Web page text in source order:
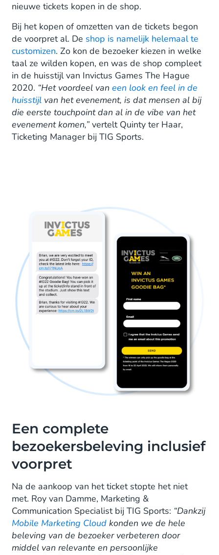
nieuwe tickets kopen in de shop.
Bij het kopen of omzetten van de tickets begon
de voorpret al. De shop is namelijk helemaal te
customizen. Zo kon de bezoeker kiezen in welke
taal ze wilden kopen, en was de shop compleet
in de huisstijl van Invictus Games The Hague
2020. “Het voordeel van een look en feel in de
huisstijl van het evenement, is dat mensen al bij
die eerste touchpoint dan al in de vibe van het
evenement komen,” vertelt Quinty ter Haar,
Ticketing Manager bij TIG Sports.
Een complete
bezoekersbeleving inclusief
voorpret
Na de aankoop van het ticket stopte het niet
met. Roy van Damme, Marketing &
Communication Specialist bij TIG Sports: “Dankzij
Mobile Marketing Cloud konden we de hele
beleving van de bezoeker verbeteren door
middel van relevante en persoonlijke